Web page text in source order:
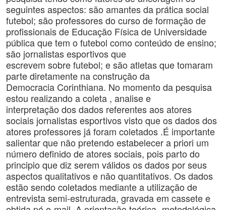
seguintes aspectos: são amantes da prática social
futebol; são professores do curso de formação de
profissionais de Educação Física de Universidade
pública que tem o futebol como conteúdo de ensino;
são jornalistas esportivos que
escrevem sobre futebol; e são atletas que tomaram
parte diretamente na construção da
Democracia Corinthiana. No momento da pesquisa
estou realizando a coleta , analise e
interpretação dos dados referentes aos atores
sociais jornalistas esportivos visto que os dados dos
atores professores já foram coletados .É importante
salientar que não pretendo estabelecer a priori um
número definido de atores sociais, pois parto do
principio que diz serem válidos os dados por seus
aspectos qualitativos e não quantitativos. Os dados
estão sendo coletados mediante a utilização de
entrevista semi-estruturada, gravada em cassete e